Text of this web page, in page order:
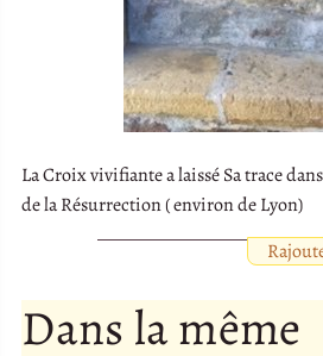
La Croix vivifiante a laissé Sa trace
de la Résurrection ( environ de Lyon)
Dans la même